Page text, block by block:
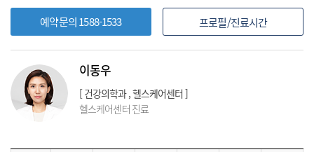
예약문의 1588-1533 프로필/진료시간
이동우
[ 건강의학과 , 헬스케어센터 ]
헬스케어센터 진료